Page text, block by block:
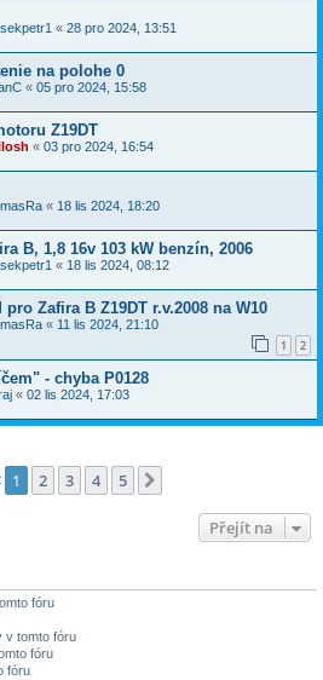
« 28 pro 2024, 13:51
na polohe 0
« 05 pro 2024, 15:58
Z19DT
« 03 pro 2024, 16:54
« 18 lis 2024, 18:20
B, 1,8 16v 103 kW benzín, 2006
« 18 lis 2024, 08:12
Zafira B Z19DT r.v.2008 na W10
« 11 lis 2024, 21:10
1 2
- chyba P0128
« 02 lis 2024, 17:03
1 2 3 4 5
Přejít na
fóru
v tomto fóru
fóru
fóru